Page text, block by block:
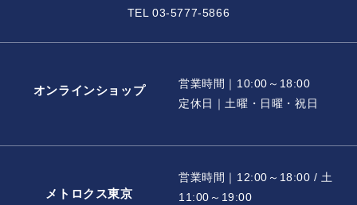
TEL 03-5777-5866
オンラインショップ
営業時間｜10:00～18:00
定休日｜土曜・日曜・祝日
メトロクス東京
営業時間｜12:00～18:00 / 土
11:00～19:00